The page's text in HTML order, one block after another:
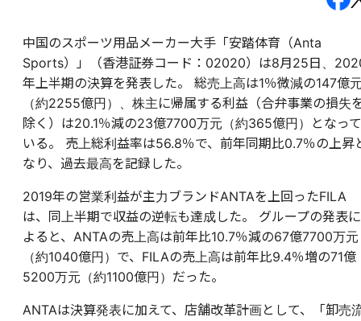
中国のスポーツ用品メーカー大手「安踏体育（Anta
Sports）」（香港証券コード：02020）は8月25日、
年上半期の決算を発表した。
総売上高は1％微減の147億
（約2255億円）、株主に帰属する利益（合弁事業の損失
除く）は20.1％減の23億7700万元（約365億円）となって
いる。 売上総利益率は56.8％で、前年同期比0.7％の上昇
なり、過去最高を記録した。
2019年の営業利益が主力ブランドANTAを上回ったFILA
は、同上半期で収益の逆転も達成した。 グループの発表に
よると、ANTAの売上高は前年比10.7％減の67億7700万元
（約1040億円）で、FILAの売上高は前年比9.4％増の71億
5200万元（約1100億円）だった。
ANTAは決算発表に加えて、店舗改革計画として、「卸売